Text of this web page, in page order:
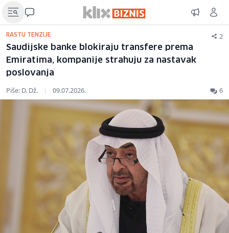
RASTU TENZIJE 2
Saudijske banke blokiraju transfere prema
Emiratima, kompanije strahuju za nastavak
poslovanja
Piše: D. Dž. | 09.07.2026. 6